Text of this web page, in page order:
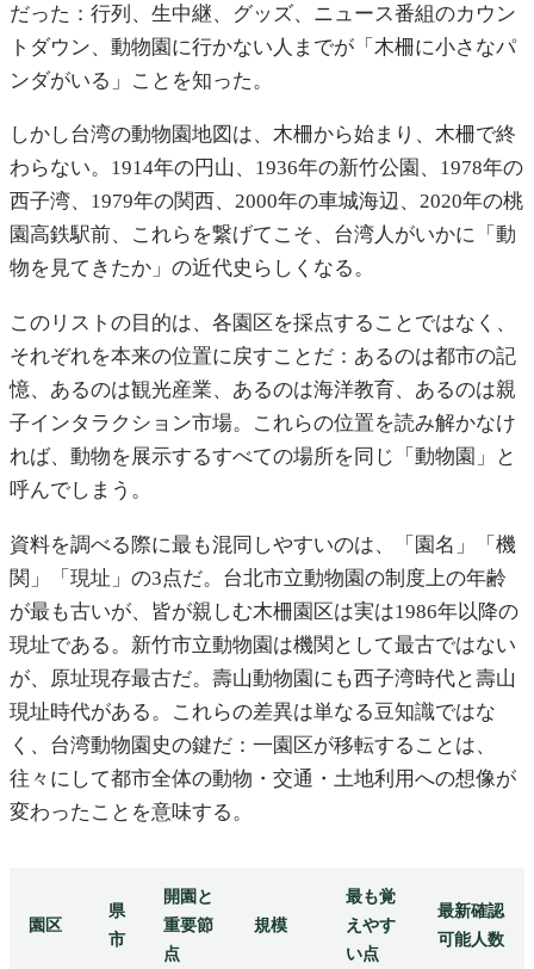
だった：行列、生中継、グッズ、ニュース番組のカウン
トダウン、動物園に行かない人までが「木柵に小さなパ
ンダがいる」ことを知った。
しかし台湾の動物園地図は、木柵から始まり、木柵で終
わらない。1914年の円山、1936年の新竹公園、1978年の
西子湾、1979年の関西、2000年の車城海辺、2020年の桃
園高鉄駅前、これらを繋げてこそ、台湾人がいかに「動
物を見てきたか」の近代史らしくなる。
このリストの目的は、各園区を採点することではなく、
それぞれを本来の位置に戻すことだ：あるのは都市の記
憶、あるのは観光産業、あるのは海洋教育、あるのは親
子インタラクション市場。これらの位置を読み解かなけ
れば、動物を展示するすべての場所を同じ「動物園」と
呼んでしまう。
資料を調べる際に最も混同しやすいのは、「園名」「機
関」「現址」の3点だ。台北市立動物園の制度上の年齢
が最も古いが、皆が親しむ木柵園区は実は1986年以降の
現址である。新竹市立動物園は機関として最古ではない
が、原址現存最古だ。壽山動物園にも西子湾時代と壽山
現址時代がある。これらの差異は単なる豆知識ではな
く、台湾動物園史の鍵だ：一園区が移転することは、
往々にして都市全体の動物・交通・土地利用への想像が
変わったことを意味する。
園区
県
市
開園と
重要節
点
規模
最も覚
えやす
い点
最新確認
可能人数